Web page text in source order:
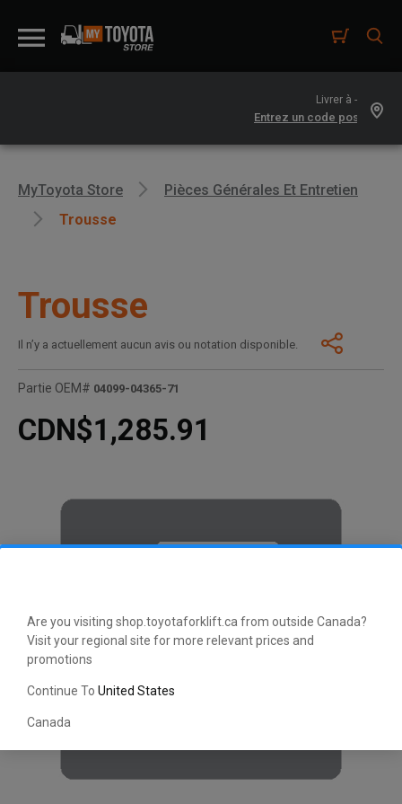
Are you visiting shop.toyotaforklift.ca from outside Canada?
Visit your regional site for more relevant prices and
promotions
Continue To United States
Canada
Livrer à -
MyToyota Store
Pièces Générales Et Entretien
Trousse
Trousse
Il n’y a actuellement aucun avis ou notation disponible.
Partie OEM# 04099-04365-71
CDN$1,285.91